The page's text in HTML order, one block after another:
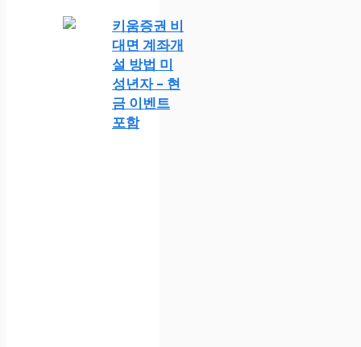
키움증권 비
대면 계좌개
설 방법 미
성년자 – 현
금 이벤트
포함